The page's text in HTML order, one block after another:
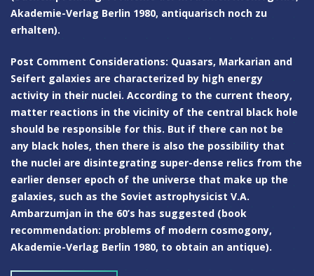
Akademie-Verlag Berlin 1980, antiquarisch noch zu
erhalten).
Post Comment Considerations: Quasars, Markarian and
Seifert galaxies are characterized by high energy
activity in their nuclei. According to the current theory,
matter reactions in the vicinity of the central black hole
should be responsible for this. But if there can not be
any black holes, then there is also the possibility that
the nuclei are disintegrating super-dense relics from the
earlier denser epoch of the universe that make up the
galaxies, such as the Soviet astrophysicist V.A.
Ambarzumjan in the 60’s has suggested (book
recommendation: problems of modern cosmogony,
Akademie-Verlag Berlin 1980, to obtain an antique).